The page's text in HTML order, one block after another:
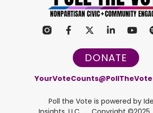
DONATE
Poll the Vote is powered by